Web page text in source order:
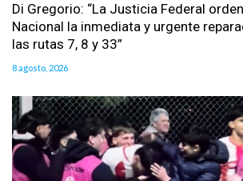
Di Gregorio: “La Justicia Federal
Nacional la inmediata y urgente
las rutas 7, 8 y 33”
8 agosto, 2026